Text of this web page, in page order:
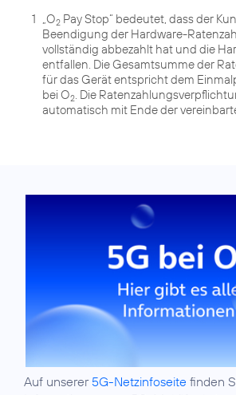
1 „O2 Pay Stop“ bedeutet, dass der
Beendigung der Hardware-
vollständig abbezahlt hat und die
entfallen. Die Gesamtsumme der
für das Gerät entspricht dem
bei O2 . Die
automatisch mit Ende der
Auf unserer 5G-Netzinfoseite finden